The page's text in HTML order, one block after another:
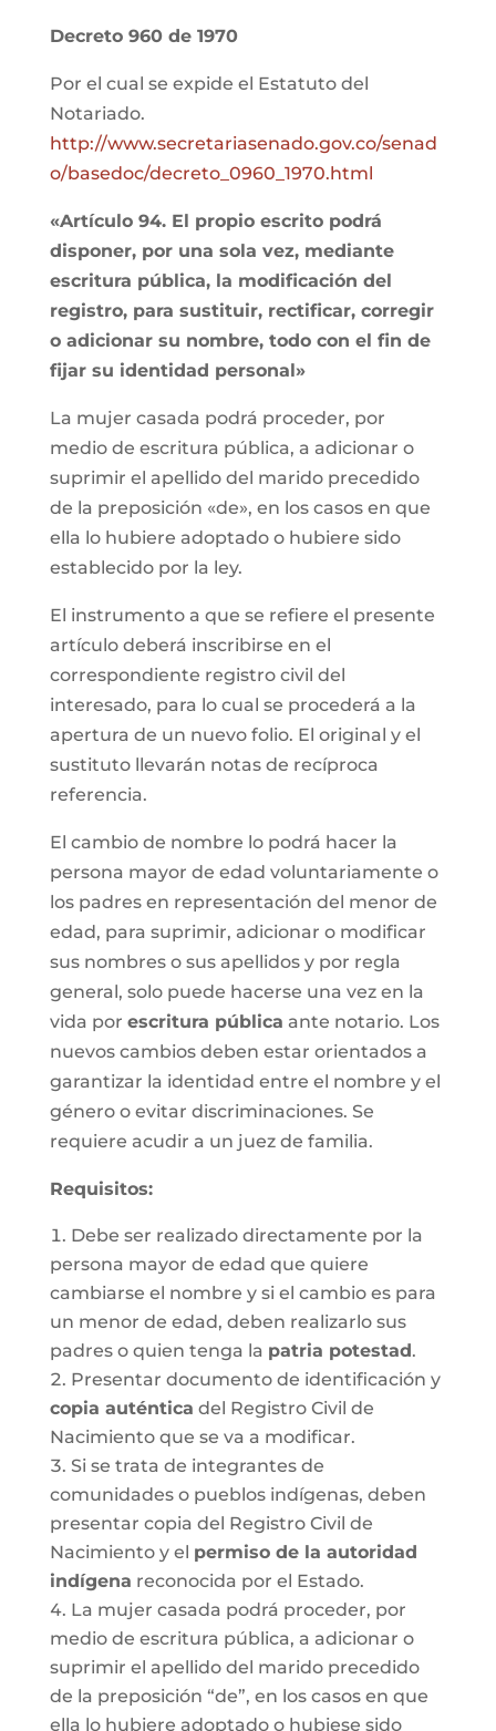
Decreto 960 de 1970
Por el cual se expide el Estatuto del
Notariado.
http://www.secretariasenado.gov.co/senad
o/basedoc/decreto_0960_1970.html
«Artículo 94. El propio escrito podrá
disponer, por una sola vez, mediante
escritura pública, la modificación del
registro, para sustituir, rectificar, corregir
o adicionar su nombre, todo con el fin de
fijar su identidad personal»
La mujer casada podrá proceder, por
medio de escritura pública, a adicionar o
suprimir el apellido del marido precedido
de la preposición «de», en los casos en que
ella lo hubiere adoptado o hubiere sido
establecido por la ley.
El instrumento a que se refiere el presente
artículo deberá inscribirse en el
correspondiente registro civil del
interesado, para lo cual se procederá a la
apertura de un nuevo folio. El original y el
sustituto llevarán notas de recíproca
referencia.
El cambio de nombre lo podrá hacer la
persona mayor de edad voluntariamente o
los padres en representación del menor de
edad, para suprimir, adicionar o modificar
sus nombres o sus apellidos y por regla
general, solo puede hacerse una vez en la
vida por escritura pública ante notario. Los
nuevos cambios deben estar orientados a
garantizar la identidad entre el nombre y el
género o evitar discriminaciones. Se
requiere acudir a un juez de familia.
Requisitos:
Debe ser realizado directamente por la
persona mayor de edad que quiere
cambiarse el nombre y si el cambio es para
un menor de edad, deben realizarlo sus
padres o quien tenga la patria potestad.
Presentar documento de identificación y
copia auténtica del Registro Civil de
Nacimiento que se va a modificar.
Si se trata de integrantes de
comunidades o pueblos indígenas, deben
presentar copia del Registro Civil de
Nacimiento y el permiso de la autoridad
indígena reconocida por el Estado.
La mujer casada podrá proceder, por
medio de escritura pública, a adicionar o
suprimir el apellido del marido precedido
de la preposición “de”, en los casos en que
ella lo hubiere adoptado o hubiese sido